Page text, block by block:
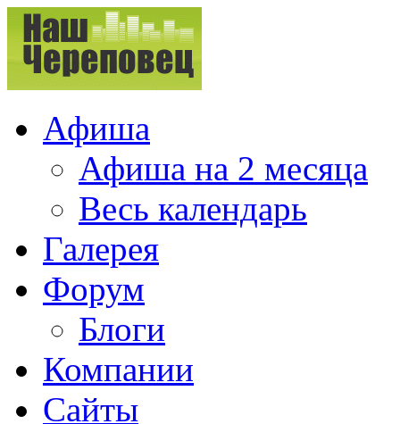
Афиша
Афиша на 2 месяца
Весь календарь
Галерея
Форум
Блоги
Компании
Сайты